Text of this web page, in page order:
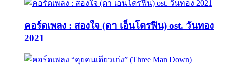
คอร์ดเพลง : สองใจ (ดา เอ็นโดรฟิน) ost. วันทอง
2021